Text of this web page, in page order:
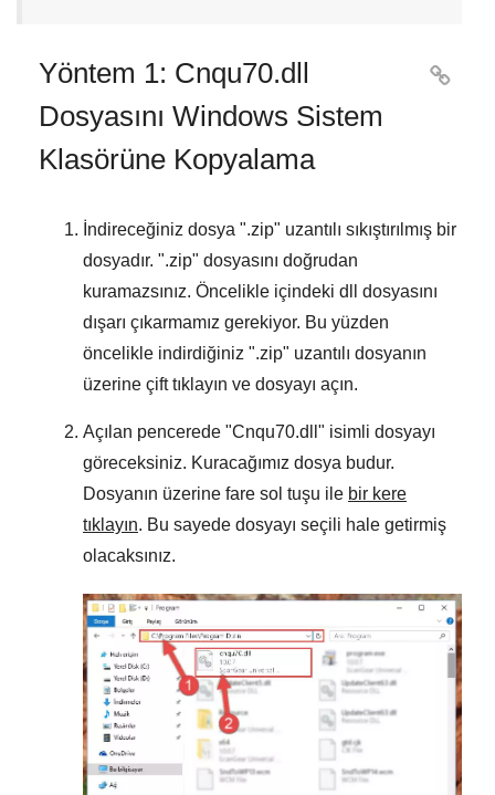
Yöntem 1: Cnqu70.dll
Dosyasını Windows Sistem
Klasörüne Kopyalama

İndireceğiniz dosya ".zip" uzantılı sıkıştırılmış bir
dosyadır. ".zip" dosyasını doğrudan
kuramazsınız. Öncelikle içindeki dll dosyasını
dışarı çıkarmamız gerekiyor. Bu yüzden
öncelikle indirdiğiniz ".zip" uzantılı dosyanın
üzerine çift tıklayın ve dosyayı açın.
Açılan pencerede "Cnqu70.dll " isimli dosyayı
göreceksiniz. Kuracağımız dosya budur.
Dosyanın üzerine fare sol tuşu ile bir kere
tıklayın. Bu sayede dosyayı seçili hale getirmiş
olacaksınız.